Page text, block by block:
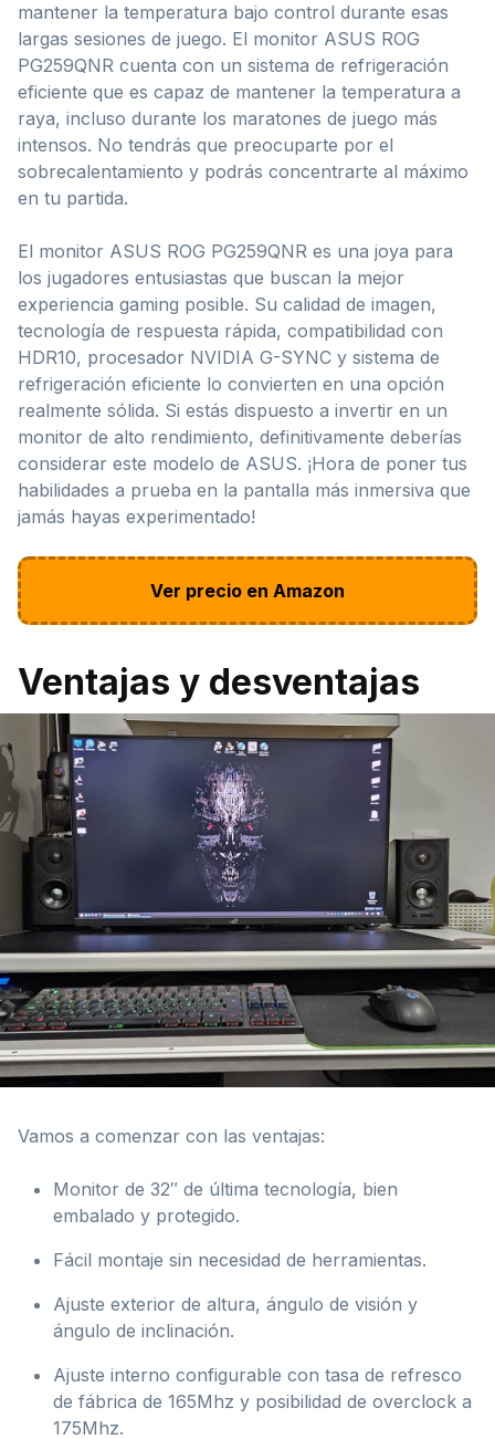
mantener la temperatura bajo control durante esas
largas sesiones de juego. El monitor ASUS ROG
PG259QNR cuenta con un sistema de refrigeración
eficiente que es capaz de mantener la temperatura a
raya, incluso durante los maratones de juego más
intensos. No tendrás que preocuparte por el
sobrecalentamiento y podrás concentrarte al máximo
en tu partida.
El monitor ASUS ROG PG259QNR es una joya para
los jugadores entusiastas que buscan la mejor
experiencia gaming posible. Su calidad de imagen,
tecnología de respuesta rápida, compatibilidad con
HDR10, procesador NVIDIA G-SYNC y sistema de
refrigeración eficiente lo convierten en una opción
realmente sólida. Si estás dispuesto a invertir en un
monitor de alto rendimiento, definitivamente deberías
considerar este modelo de ASUS. ¡Hora de poner tus
habilidades a prueba en la pantalla más inmersiva que
jamás hayas experimentado!
Ver precio en Amazon
Ventajas y desventajas
Vamos a comenzar con las ventajas:
Monitor de 32″ de última tecnología, bien
embalado y protegido.
Fácil montaje sin necesidad de herramientas.
Ajuste exterior de altura, ángulo de visión y
ángulo de inclinación.
Ajuste interno configurable con tasa de refresco
de fábrica de 165Mhz y posibilidad de overclock a
175Mhz.